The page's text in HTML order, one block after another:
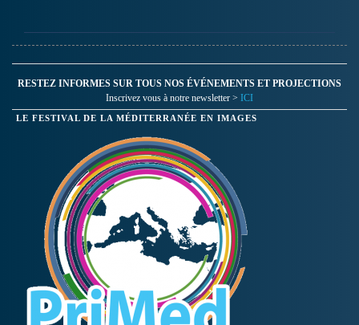
RESTEZ INFORMES SUR TOUS NOS ÉVÉNEMENTS ET PROJECTIONS
Inscrivez vous à notre newsletter > ICI
LE FESTIVAL DE LA MÉDITERRANÉE EN IMAGES